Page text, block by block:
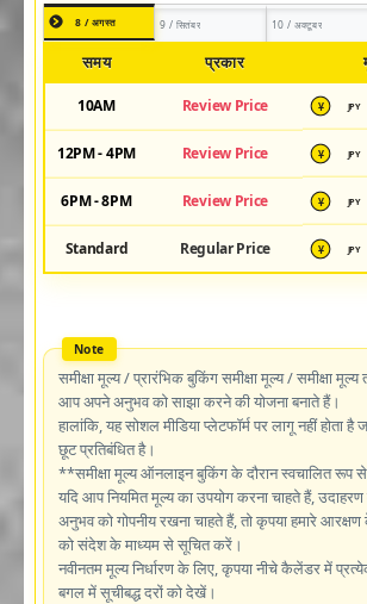
8 / अगस्त 9 / सितंबर 10 / अक्टूबर
समय प्रकार
10AM Review Price ¥ JPY
12PM - 4PM Review Price ¥ JPY
6PM - 8PM Review Price ¥ JPY
Standard Regular Price ¥ JPY
समीक्षा मूल्य / प्रारंभिक बुकिंग समीक्षा मूल्य / समीक्षा मूल्य
आप अपने अनुभव को साझा करने की योजना बनाते हैं।
हालांकि, यह सोशल मीडिया प्लेटफॉर्म पर लागू नहीं होता है
छूट प्रतिबंधित है।
**समीक्षा मूल्य ऑनलाइन बुकिंग के दौरान स्वचालित रूप से
यदि आप नियमित मूल्य का उपयोग करना चाहते हैं,
अनुभव को गोपनीय रखना चाहते हैं, तो कृपया हमारे आरक्षण
को संदेश के माध्यम से सूचित करें।
नवीनतम मूल्य निर्धारण के लिए, कृपया नीचे कैलेंडर में
बगल में सूचीबद्ध दरों को देखें।